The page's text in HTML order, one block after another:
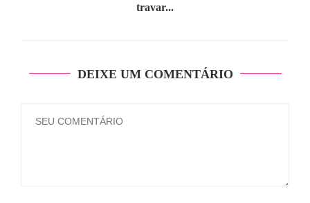
travar...
DEIXE UM COMENTÁRIO